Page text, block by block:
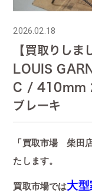
2026.02.18
【買取りしま
LOUIS
C / 410mm
ブレーキ
「買取市場 柴田
たします。
買取市場では大